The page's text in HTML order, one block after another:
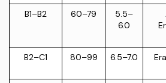
B1–B2
60–79
5.5–
6.0
B2–C1
80–99 6.5–7.0